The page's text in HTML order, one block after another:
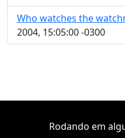
Who watches the
2004, 15:05:00 -0300
Rodando em